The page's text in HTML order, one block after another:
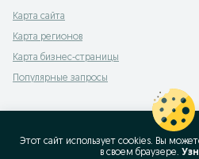
Карта сайта
Карта регионов
Карта бизнес-страницы
Популярные запросы
Этот сайт использует cookies. Вы
в своeм браузере.